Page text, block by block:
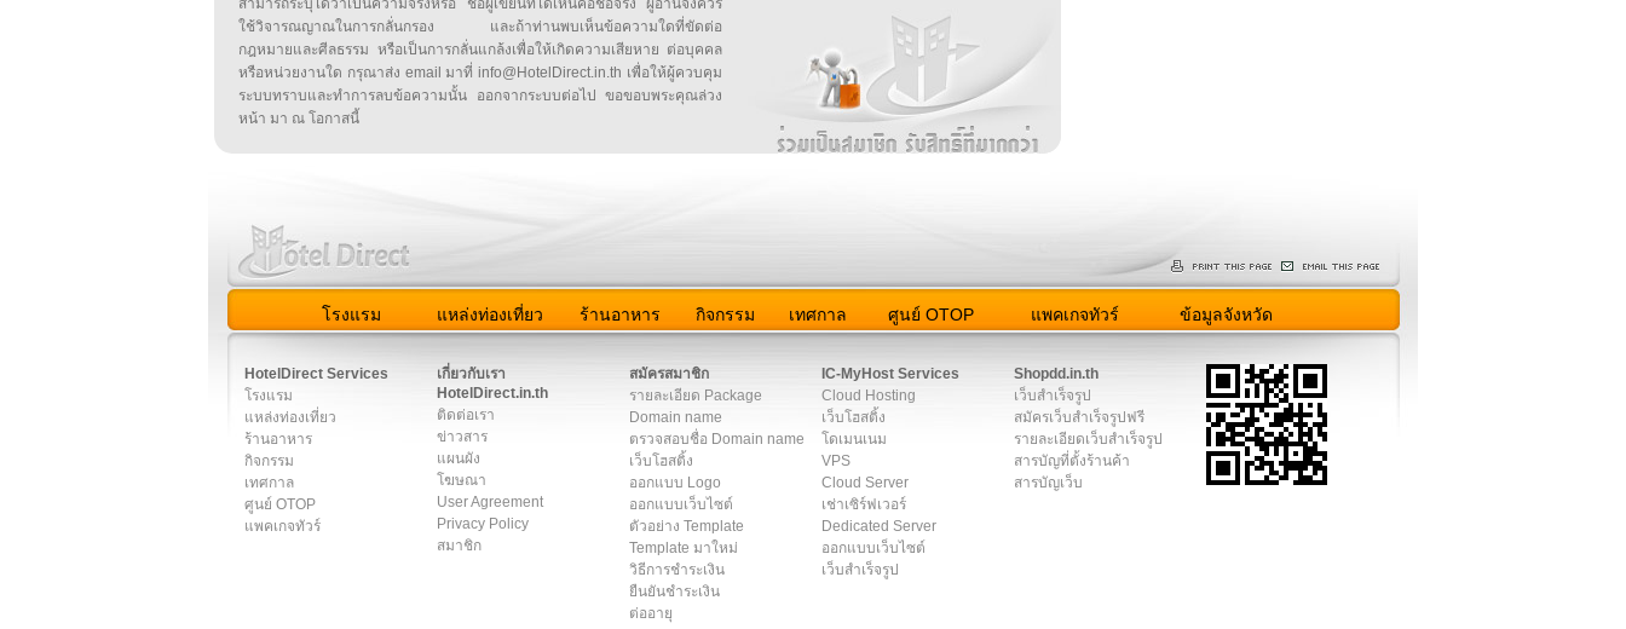
สามารถระบุได้ว่าเป็นความจริงหรือ ชื่อผู้เขียนที่ได้เห็นคือชื่อจริง ผู้อ่านจึงควร
ใช้วิจารณญาณในการกลั่นกรอง และถ้าท่านพบเห็นข้อความใดที่ขัดต่อ
กฎหมายและศีลธรรม หรือเป็นการกลั่นแกล้งเพื่อให้เกิดความเสียหาย ต่อบุคคล
หรือหน่วยงานใด กรุณาส่ง email มาที่ info@HotelDirect.in.th เพื่อให้ผู้ควบคุม
ระบบทราบและทำการลบข้อความนั้น ออกจากระบบต่อไป ขอขอบพระคุณล่วง
หน้า มา ณ โอกาสนี้
โรงแรม แหล่งท่องเที่ยว ร้านอาหาร กิจกรรม เทศกาล ศูนย์ OTOP แพคเกจทัวร์ ข้อมูลจังหวัด
HotelDirect Services
โรงแรม
แหล่งท่องเที่ยว
ร้านอาหาร
กิจกรรม
เทศกาล
ศูนย์ OTOP
แพคเกจทัวร์
เกี่ยวกับเรา
HotelDirect.in.th
ติดต่อเรา
ข่าวสาร
แผนผัง
โฆษณา
User Agreement
Privacy Policy
สมาชิก
สมัครสมาชิก
รายละเอียด Package
Domain name
ตรวจสอบชื่อ Domain name
เว็บโฮสติ้ง
ออกแบบ Logo
ออกแบบเว็บไซต์
ตัวอย่าง Template
Template มาใหม่
วิธีการชำระเงิน
ยืนยันชำระเงิน
ต่ออายุ
IC-MyHost Services
Cloud Hosting
เว็บโฮสติ้ง
โดเมนเนม
VPS
Cloud Server
เช่าเซิร์ฟเวอร์
Dedicated Server
ออกแบบเว็บไซต์
เว็บสำเร็จรูป
Shopdd.in.th
เว็บสำเร็จรูป
สมัครเว็บสำเร็จรูปฟรี
รายละเอียดเว็บสำเร็จรูป
สารบัญที่ตั้งร้านค้า
สารบัญเว็บ